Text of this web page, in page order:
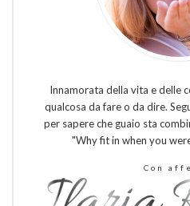
Innamorata della vita e delle
qualcosa da fare o da dire.
per sapere che guaio sta
"Why fit in when you
Con